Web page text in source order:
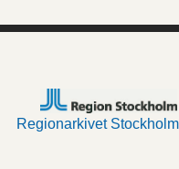
Regionarkivet Stockholm